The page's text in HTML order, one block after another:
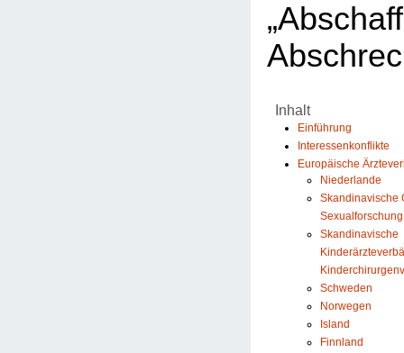
Inhalt
Einführung
Interessenkonflikte
Europäische
Niederlande
Skandinavische
Sexualforschung
Skandinavische
Schweden
Norwegen
Island
Finnland